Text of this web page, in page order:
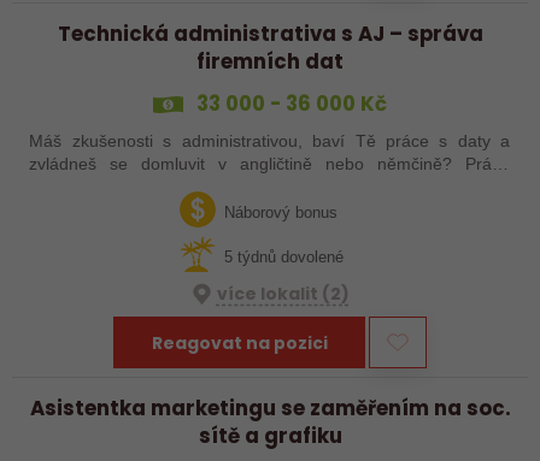
Technická administrativa s AJ – správa
firemních dat
33 000 - 36 000 Kč
Máš zkušenosti s administrativou, baví Tě práce s daty a
zvládneš se domluvit v angličtině nebo němčině? Právě
se zapojí do správy…
Náborový bonus
5 týdnů dovolené
více lokalit (2)
Reagovat na pozici
Asistentka marketingu se zaměřením na soc.
sítě a grafiku